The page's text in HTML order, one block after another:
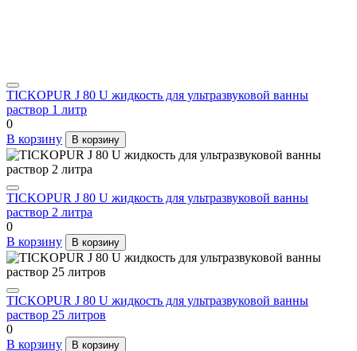
TICKOPUR J 80 U жидкость для ультразвуковой ванны
раствор 1 литр
0
В корзину
В корзину
TICKOPUR J 80 U жидкость для ультразвуковой ванны
раствор 2 литра
0
В корзину
В корзину
TICKOPUR J 80 U жидкость для ультразвуковой ванны
раствор 25 литров
0
В корзину
В корзину